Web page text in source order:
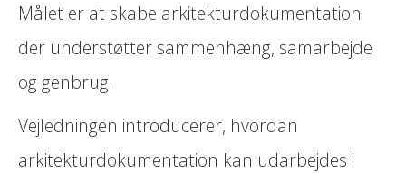
Målet er at skabe arkitekturdokumentation
der understøtter sammenhæng, samarbejde
og genbrug.
Vejledningen introducerer, hvordan
arkitekturdokumentation kan udarbejdes i